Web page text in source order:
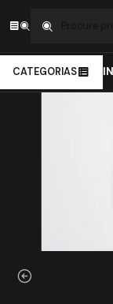
CATEGORIAS
Korda Quick Release